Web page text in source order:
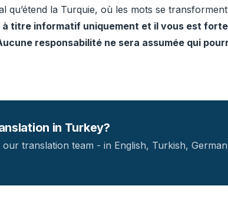
qu’étend la Turquie, où les mots se
titre informatif uniquement et il vous est
responsabilité ne sera assumée qui
in Turkey?
translation team - in English, Turkish,